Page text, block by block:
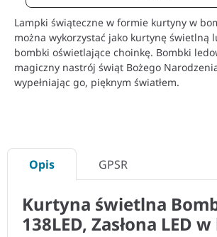
Lampki świąteczne w formie kurtyny w
można wykorzystać jako kurtynę świetlną
bombki oświetlające choinkę. Bombki
magiczny nastrój świąt Bożego
wypełniając go, pięknym światłem.
Opis GPSR
Kurtyna świetlna
138LED, Zasłona LED